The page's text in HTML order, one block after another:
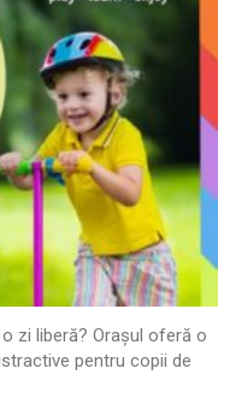
zi liberă? Orașul oferă o
pentru copii de